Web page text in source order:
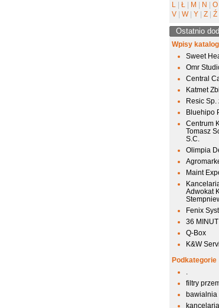
L
Ł M N O
V
W Y Z Ź
Ostatnio
Wpisy
Sweet
Omr
Central
Katmet
Resic Sp.
Bluehipo
Centrum
Tomasz
S.C.
Olimpia
Maint
Adwokat
Fenix
36 MINUT
Q-Box
K&W
Podkategorie
.
filtry
bawialnia